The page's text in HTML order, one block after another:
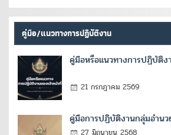
คู่มือ/แนวทางการปฏิบัติงาน
คู่มือหรือแนวทางการปฏิบัติง
21 กรกฎาคม 2569
คู่มือการปฏิบัติงานกลุ่มอำนว